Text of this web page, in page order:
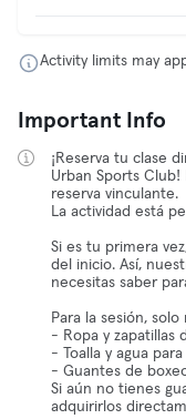
Activity limits may
Important Info
¡Reserva tu clase
Urban Sports
reserva vinculante.
La actividad está
Si es tu primera
del inicio. Así,
necesitas saber
Para la sesión,
- Ropa y zapatillas
- Toalla y agua
- Guantes de
Si aún no tienes
adquirirlos